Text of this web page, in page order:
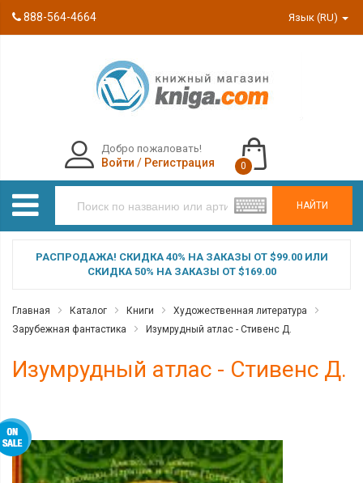
888-564-4664 Язык (RU)
НАЙТИ
Добро пожаловать!
Войти / Регистрация 0
РАСПРОДАЖА! СКИДКА 40% НА ЗАКАЗЫ ОТ $99.00 ИЛИ
СКИДКА 50% НА ЗАКАЗЫ ОТ $169.00
Главная Каталог Книги
Художественная литература
Зарубежная фантастика
Изумрудный атлас - Стивенс Д.
Изумрудный атлас - Стивенс Д.